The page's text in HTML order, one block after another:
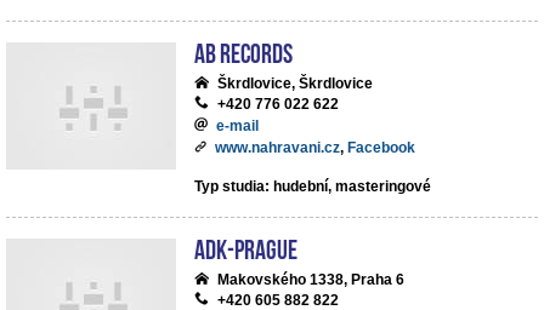
AB records
Škrdlovice, Škrdlovice
+420 776 022 622
e-mail
www.nahravani.cz, Facebook
Typ studia: hudební, masteringové
ADK-Prague
Makovského 1338, Praha 6
+420 605 882 822